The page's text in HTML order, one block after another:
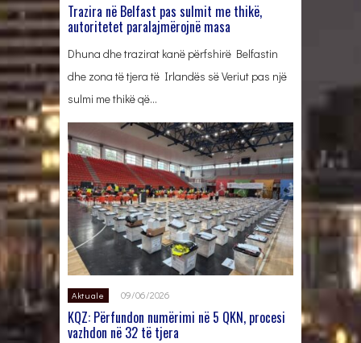
Trazira në Belfast pas sulmit me thikë,
autoritetet paralajmërojnë masa
Dhuna dhe trazirat kanë përfshirë Belfastin
dhe zona të tjera të Irlandës së Veriut pas një
sulmi me thikë që…
Aktuale 09/06/2026
KQZ: Përfundon numërimi në 5 QKN, procesi
vazhdon në 32 të tjera